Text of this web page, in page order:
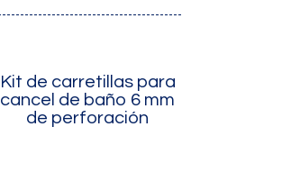
Kit de carretillas para
cancel de baño 6 mm
de perforación